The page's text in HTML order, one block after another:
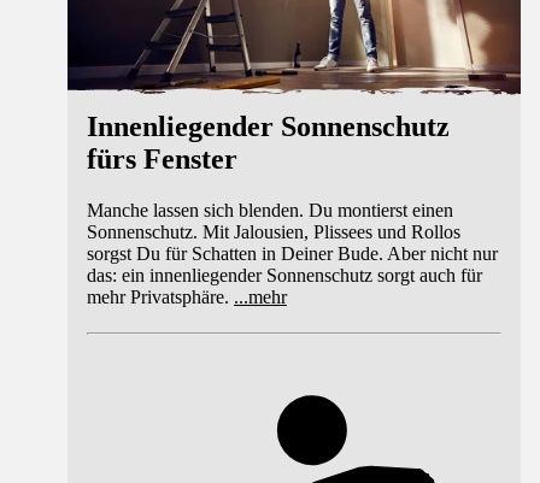
Innenliegender Sonnenschutz
fürs Fenster
Manche lassen sich blenden. Du montierst einen
Sonnenschutz. Mit Jalousien, Plissees und Rollos
sorgst Du für Schatten in Deiner Bude. Aber nicht nur
das: ein innenliegender Sonnenschutz sorgt auch für
mehr Privatsphäre. ...mehr